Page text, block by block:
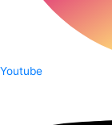
Youtube